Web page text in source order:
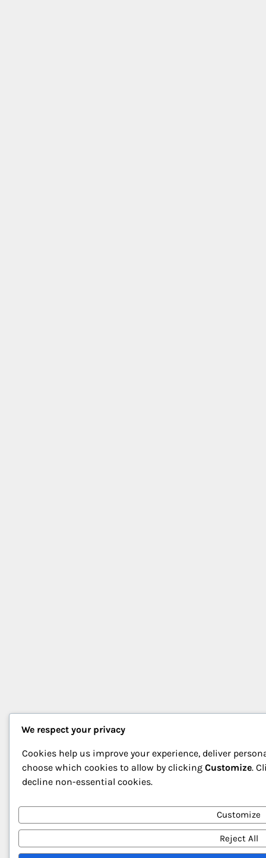
We respect your privacy
Cookies help us improve your experience, deliver
choose which cookies to allow by clicking Customize.
decline non-essential cookies.
Customize
Reject All